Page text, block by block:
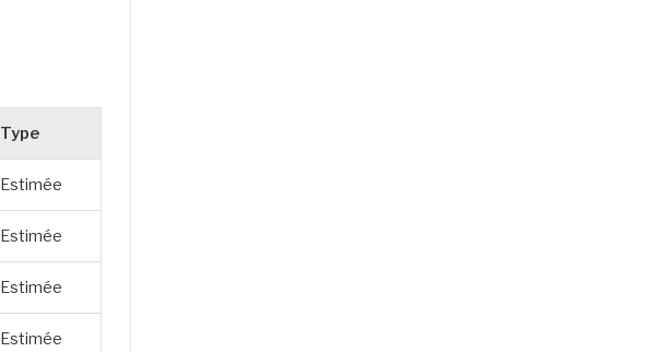
Type
Estimée
Estimée
Estimée
Estimée